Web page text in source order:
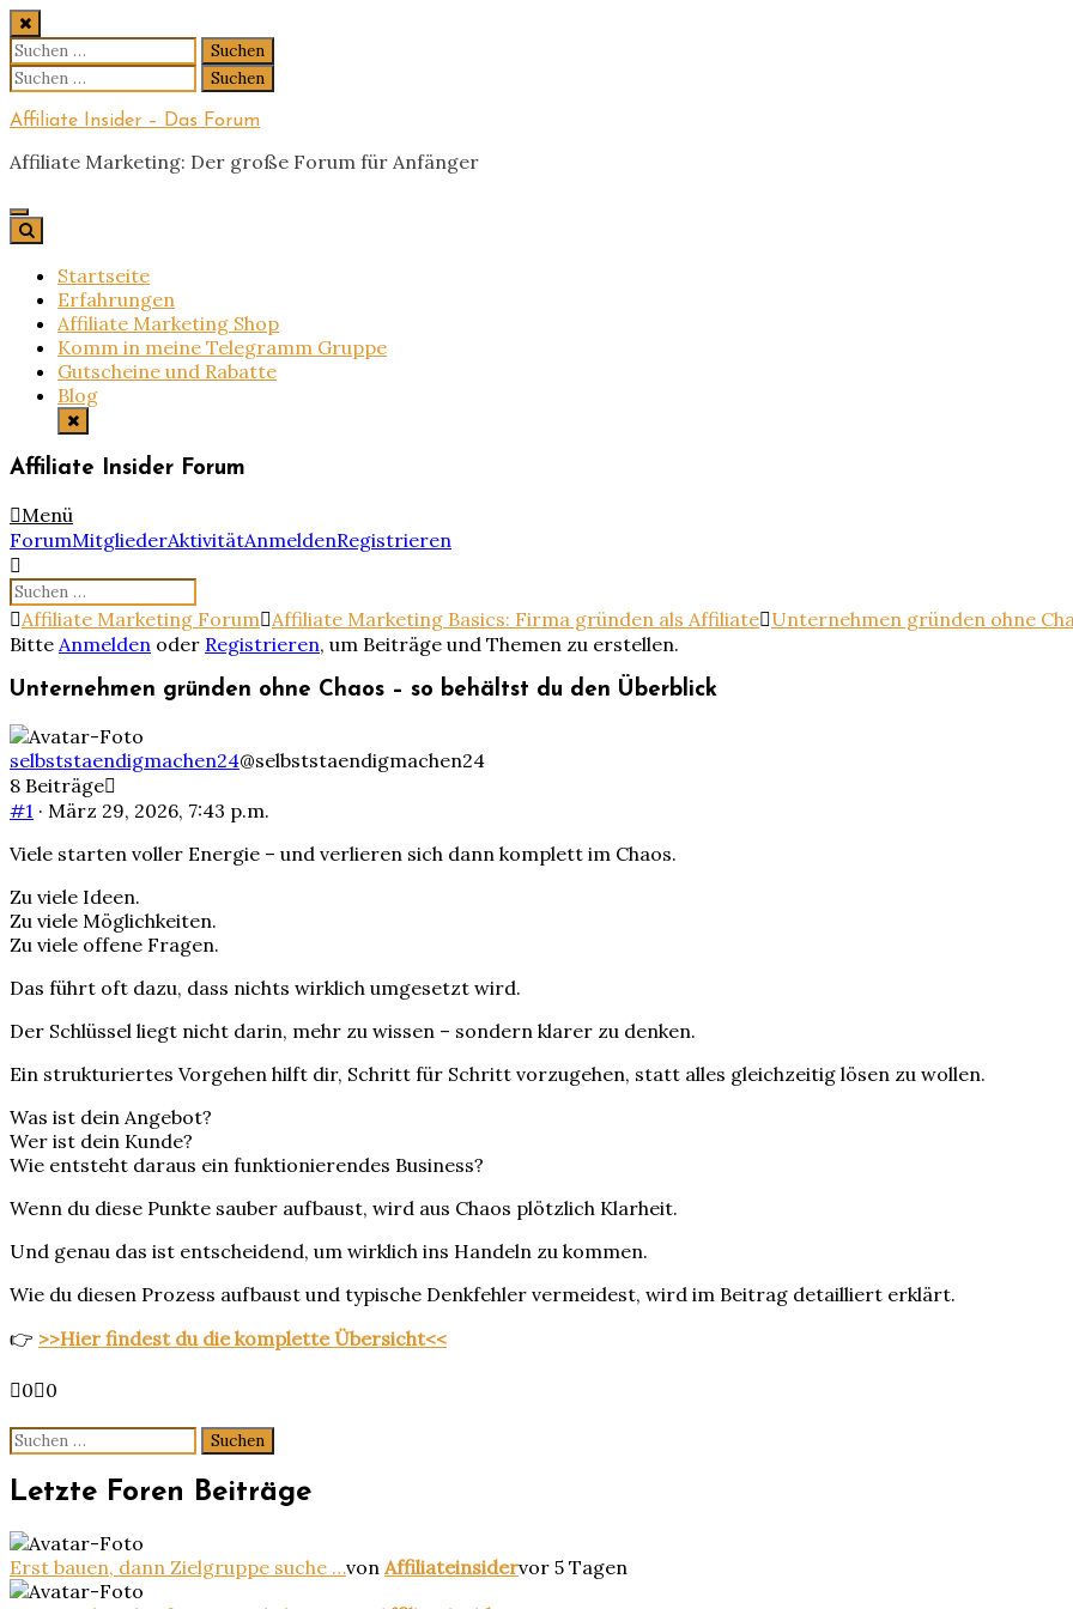
Skip
to
content
Suchen
nach:
Suchen
nach:
Affiliate Insider – Das Forum
Affiliate Marketing: Der große Forum für Anfänger
Startseite
Erfahrungen
Affiliate Marketing Shop
Komm in meine Telegramm Gruppe
Gutscheine und Rabatte
Blog
Affiliate Insider Forum
Menü
Forum-
Navigation
ForumMitgliederAktivitätAnmeldenRegistrieren
Forum-
Breadcrumbs
Du
hier:
Affiliate Marketing Forum Affiliate Marketing Basics: Firma gründen als Affiliate Unternehmen gründen ohne
Bitte Anmelden oder Registrieren, um Beiträge und Themen zu erstellen.
Unternehmen gründen ohne Chaos – so behältst du den Überblick
selbststaendigmachen24@selbststaendigmachen24
8 Beiträge
#1 · März 29, 2026, 7:43 p.m.
Viele starten voller Energie – und verlieren sich dann komplett im Chaos.
Zu viele Ideen.
Zu viele Möglichkeiten.
Zu viele offene Fragen.
Das führt oft dazu, dass nichts wirklich umgesetzt wird.
Der Schlüssel liegt nicht darin, mehr zu wissen – sondern klarer zu denken.
Ein strukturiertes Vorgehen hilft dir, Schritt für Schritt vorzugehen, statt alles gleichzeitig lösen zu wollen.
Was ist dein Angebot?
Wer ist dein Kunde?
Wie entsteht daraus ein funktionierendes Business?
Wenn du diese Punkte sauber aufbaust, wird aus Chaos plötzlich Klarheit.
Und genau das ist entscheidend, um wirklich ins Handeln zu kommen.
Wie du diesen Prozess aufbaust und typische Denkfehler vermeidest, wird im Beitrag detailliert erklärt.
👉 >>Hier findest du die komplette Übersicht<<
Anklicken
Daumen
nach
unten.
0 Anklicken
Daumen
nach
oben.
0
Suchen
nach:
Letzte Foren Beiträge
Erst bauen, dann Zielgruppe suche …von Affiliateinsidervor 5 Tagen